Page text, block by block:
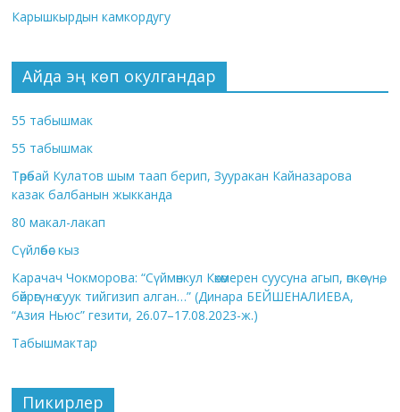
Карышкырдын камкордугу
Айда эң көп окулгандар
55 табышмак
55 табышмак
Төрөбай Кулатов шым таап берип, Зууракан Кайназарова
казак балбанын жыкканда
80 макал-лакап
Сүйлөбөс кыз
Карачач Чокморова: “Сүймөнкул Көкөмерен суусуна агып, өпкөсүнө,
бөйрөгүнө суук тийгизип алган…” (Динара БЕЙШЕНАЛИЕВА,
“Азия Ньюс” гезити, 26.07–17.08.2023-ж.)
Табышмактар
Пикирлер